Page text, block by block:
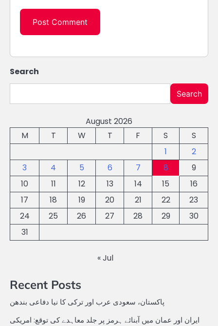
Search
Search
August 2026
M
T W T F S
S
1
2
3
4 5 6 7 8
9
10
11 12 13 14 15
16
17
18 19 20 21 22
23
24
25 26 27 28 29
30
31
« Jul
Recent Posts
پاکستان، سعودی عرب اور ترکی کا نیا دفاعی بندھن
ایران اور عمان میں آبنائے ہرمز پر جلد معاہدے کی توقع: امریکی